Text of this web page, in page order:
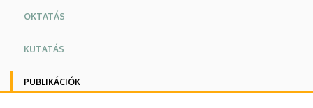
OKTATÁS
KUTATÁS
PUBLIKÁCIÓK